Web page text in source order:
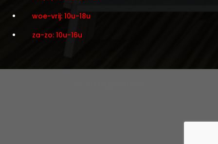
woe-vrij: 10u-18u
za-zo: 10u-16u